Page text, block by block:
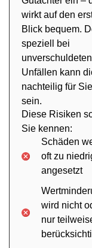
wirkt auf den
Blick bequem.
speziell bei
unverschuldeten
Unfällen kann
nachteilig für Sie
sein.
Diese Risiken
Sie kennen:
Schäden
oft zu
angesetzt
wird nicht
nur